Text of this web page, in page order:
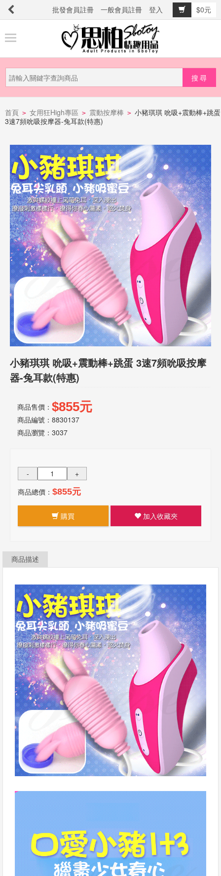
批發會員註冊 一般會員註冊 登入
$0元
品
新
品
上
提
防
詐
騙
電
話
或
簡
訊
批
發
說
明
首頁 > 女用狂High專區 > 震動按摩棒 > 小豬琪琪 吮吸+震動棒+跳蛋
3速7頻吮吸按摩器-兔耳款(特惠)
小豬琪琪 吮吸+震動棒+跳蛋 3速7頻吮吸按摩
器-兔耳款(特惠)
商品售價： $855元
商品編號：8830137
商品瀏覽： 3037
-
+
商品總價： $855元
購買 加入收藏夾
商品描述